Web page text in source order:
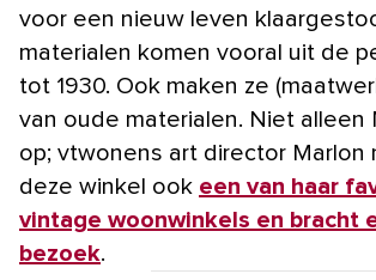
voor een nieuw leven
materialen komen vooral uit de
tot 1930. Ook maken ze
van oude materialen. Niet alleen
op; vtwonens art director Marlon
deze winkel ook een van haar
vintage woonwinkels en bracht
bezoek.